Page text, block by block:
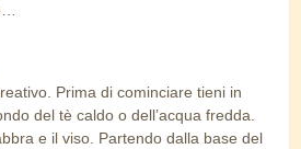
Prima di cominciare tieni in
del tè caldo o dell’acqua fredda.
e il viso. Partendo dalla base del